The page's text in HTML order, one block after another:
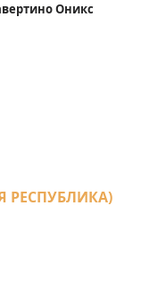
Оникс
РЕСПУБЛИКА)